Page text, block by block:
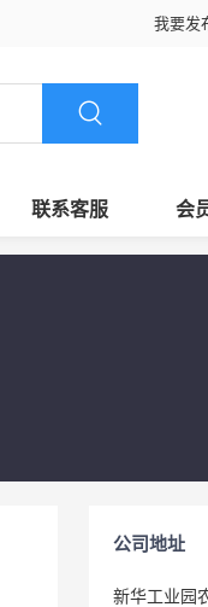
我要发
联系客服 会
公司地址
新华工业园